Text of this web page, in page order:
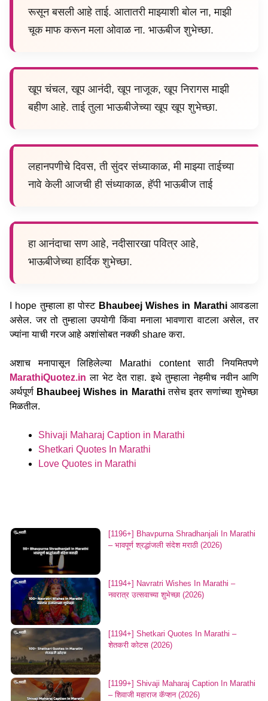
रूसून बसली आहे ताई. आतातरी माझ्याशी बोल ना, माझी
चूक माफ करून मला ओवाळ ना. भाऊबीज शुभेच्छा.
खूप चंचल, खूप आनंदी, खूप नाजूक, खूप निरागस माझी
बहीण आहे. ताई तुला भाऊबीजेच्या खूप खूप शुभेच्छा.
लहानपणीचे दिवस, ती सुंदर संध्याकाळ, मी माझ्या ताईच्या
नावे केली आजची ही संध्याकाळ, हॅपी भाऊबीज ताई
हा आनंदाचा सण आहे, नदीसारखा पवित्र आहे,
भाऊबीजेच्या हार्दिक शुभेच्छा.
I hope तुम्हाला हा पोस्ट Bhaubeej Wishes in Marathiआवडला
असेल. जर तो तुम्हाला उपयोगी किंवा मनाला भावणारा वाटला असेल, तर
ज्यांना याची गरज आहे अशांसोबत नक्की share करा.
अशाच मनापासून लिहिलेल्या Marathi content साठी नियमितपणे
MarathiQuotez.in ला भेट देत राहा. इथे तुम्हाला नेहमीच नवीन आणि
अर्थपूर्ण Bhaubeej Wishes in Marathiतसेच इतर सणांच्या शुभेच्छा
मिळतील.
Shivaji Maharaj Caption in Marathi
Shetkari Quotes In Marathi
Love Quotes in Marathi
[1196+] Bhavpurna Shradhanjali In Marathi
– भावपूर्ण श्रद्धांजली संदेश मराठी (2026)
[1194+] Navratri Wishes In Marathi –
नवरात्र उत्सवाच्या शुभेच्छा (2026)
[1194+] Shetkari Quotes In Marathi –
शेतकरी कोटस (2026)
[1199+] Shivaji Maharaj Caption In Marathi
– शिवाजी महाराज कॅप्शन (2026)